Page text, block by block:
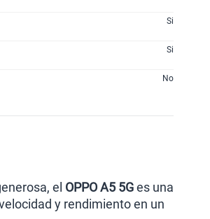
Si
Si
No
el OPPO A5 5Ges una
y rendimiento en un